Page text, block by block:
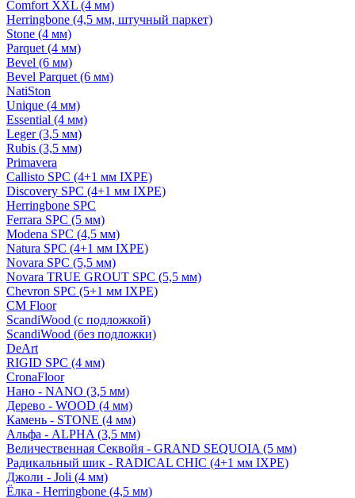
Comfort XXL (4 мм)
Herringbone (4,5 мм, штучный паркет)
Stone (4 мм)
Parquet (4 мм)
Bevel (6 мм)
Bevel Parquet (6 мм)
NatiSton
Unique (4 мм)
Essential (4 мм)
Leger (3,5 мм)
Rubis (3,5 мм)
Primavera
Callisto SPC (4+1 мм IXPE)
Discovery SPC (4+1 мм IXPE)
Herringbone SPC
Ferrara SPC (5 мм)
Modena SPC (4,5 мм)
Natura SPC (4+1 мм IXPE)
Novara SPC (5,5 мм)
Novara TRUE GROUT SPC (5,5 мм)
Chevron SPC (5+1 мм IXPE)
CM Floor
ScandiWood (с подложкой)
ScandiWood (без подложки)
DeArt
RIGID SPC (4 мм)
CronaFloor
Нано - NANO (3,5 мм)
Дерево - WOOD (4 мм)
Камень - STONE (4 мм)
Альфа - ALPHA (3,5 мм)
Величественная Секвойя - GRAND SEQUOIA (5 мм)
Радикальный шик - RADICAL CHIC (4+1 мм IXPE)
Джоли - Joli (4 мм)
Ёлка - Herringbone (4,5 мм)